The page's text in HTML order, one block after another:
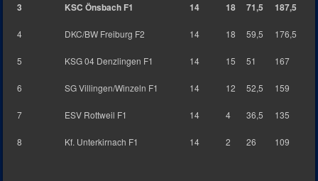
3 KSC Önsbach F1 14 18 71,5 187,5
4 DKC/BW Freiburg F2 14 18 59,5 176,5
5 KSG 04 Denzlingen F1 14 15 51 167
6 SG Villingen/Winzeln F1 14 12 52,5 159
7 ESV Rottweil F1 14 4 36,5 135
8 Kf. Unterkirnach F1 14 2 26 109